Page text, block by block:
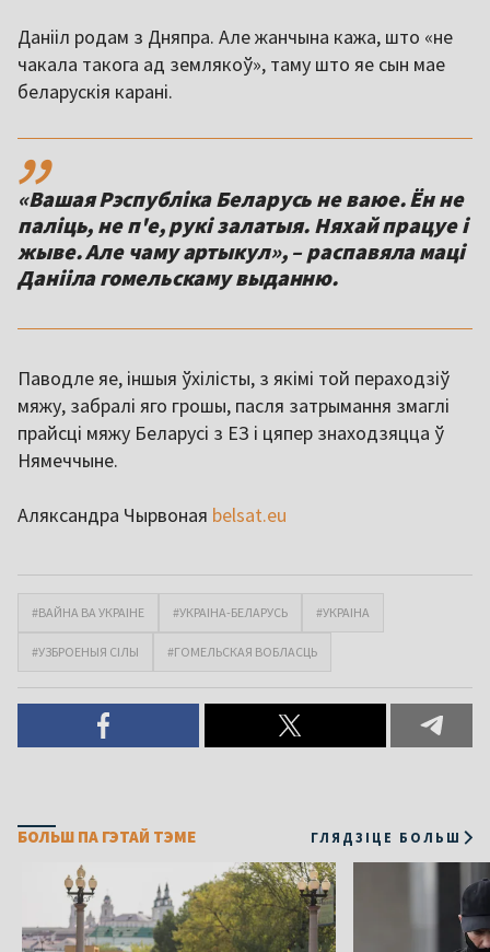
Данііл родам з Дняпра. Але жанчына кажа, што «не
чакала такога ад землякоў», таму што яе сын мае
беларускія карані.
,,
«Вашая Рэспубліка Беларусь не ваюе. Ён не
паліць, не п'е, рукі залатыя. Няхай працуе і
жыве. Але чаму артыкул», – распавяла маці
Данііла гомельскаму выданню.
Паводле яе, іншыя ўхілісты, з якімі той пераходзіў
мяжу, забралі яго грошы, пасля затрымання змаглі
прайсці мяжу Беларусі з ЕЗ і цяпер знаходзяцца ў
Нямеччыне.
Аляксандра Чырвоная belsat.eu
#ВАЙНА ВА УКРАІНЕ #УКРАІНА-БЕЛАРУСЬ #УКРАІНА
#УЗБРОЕНЫЯ СІЛЫ #ГОМЕЛЬСКАЯ ВОБЛАСЦЬ
БОЛЬШ ПА ГЭТАЙ ТЭМЕ ГЛЯДЗІЦЕ БОЛЬШ